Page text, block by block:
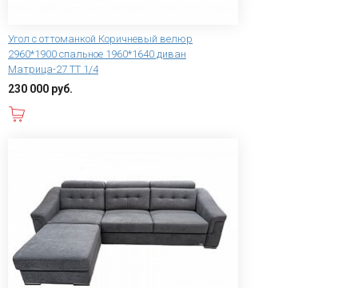
Угол с оттоманкой Коричневый велюр
2960*1900 спальное 1960*1640 диван
Матрица-27 ТТ 1/4
230 000 руб.